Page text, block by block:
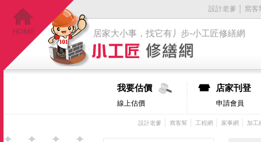
居家大小事，找它有丿步-小工匠修繕網
設計老爹 窩客
我要估價
線上估價
店家刊登
申請會員
設計老爹 窩客幫 工程網 家事網 加工